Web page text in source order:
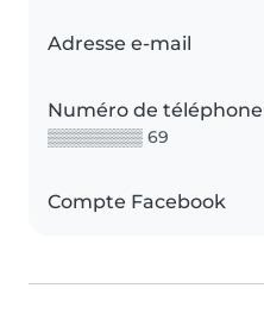
Adresse e-mail
Numéro de téléphone
▒▒▒▒▒▒▒▒ 69
Compte Facebook